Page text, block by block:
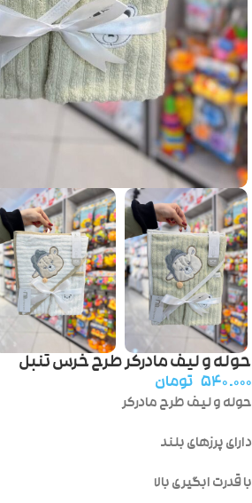
حوله و لیف مادرکر طرح خرس تنبل
۵۴۰.۰۰۰ تومان
حوله و لیف طرح مادرکر
دارای پرزهای بلند
با قدرت ابگیری بالا